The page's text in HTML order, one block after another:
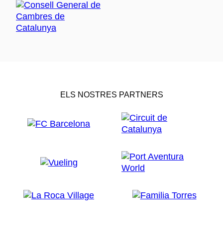
ELS NOSTRES PARTNERS